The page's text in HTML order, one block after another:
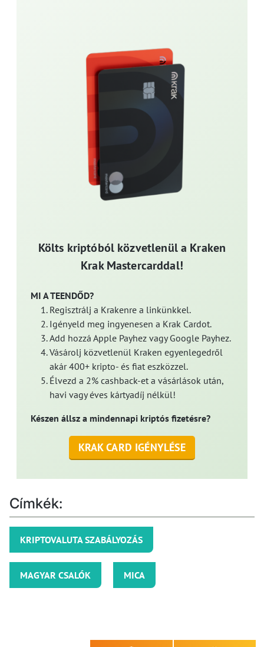
Költs kriptóból közvetlenül a Kraken
Krak Mastercarddal!
MI A TEENDŐD?
Regisztrálj a Krakenre a linkünkkel.
Igényeld meg ingyenesen a Krak Cardot.
Add hozzá Apple Payhez vagy Google Payhez.
Vásárolj közvetlenül Kraken egyenlegedről
akár 400+ kripto- és fiat eszközzel.
Élvezd a 2% cashback-et a vásárlások után,
havi vagy éves kártyadíj nélkül!
Készen állsz a mindennapi kriptós fizetésre?
KRAK CARD IGÉNYLÉSE
Címkék:
KRIPTOVALUTA SZABÁLYOZÁS
MAGYAR CSALÓK MICA